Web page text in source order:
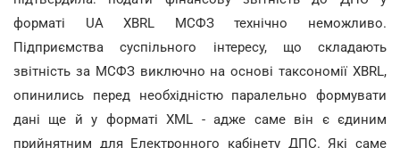
форматі UA XBRL МСФЗ технічно неможливо.
Підприємства суспільного інтересу, що складають
звітність за МСФЗ виключно на основі таксономії XBRL,
опинились перед необхідністю паралельно формувати
дані ще й у форматі XML - адже саме він є єдиним
прийнятним для Електронного кабінету ДПС. Які саме